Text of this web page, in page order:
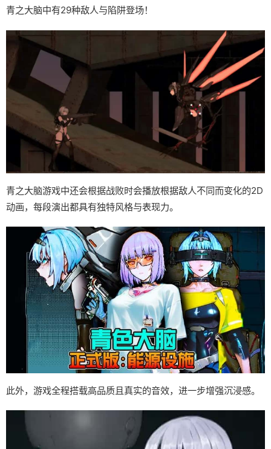
青之大脑中有29种敌人与陷阱登场！
青之大脑游戏中还会根据战败时会播放根据敌人不同而变化的2D
动画，每段演出都具有独特风格与表现力。
此外，游戏全程搭载高品质且真实的音效，进一步增强沉浸感。